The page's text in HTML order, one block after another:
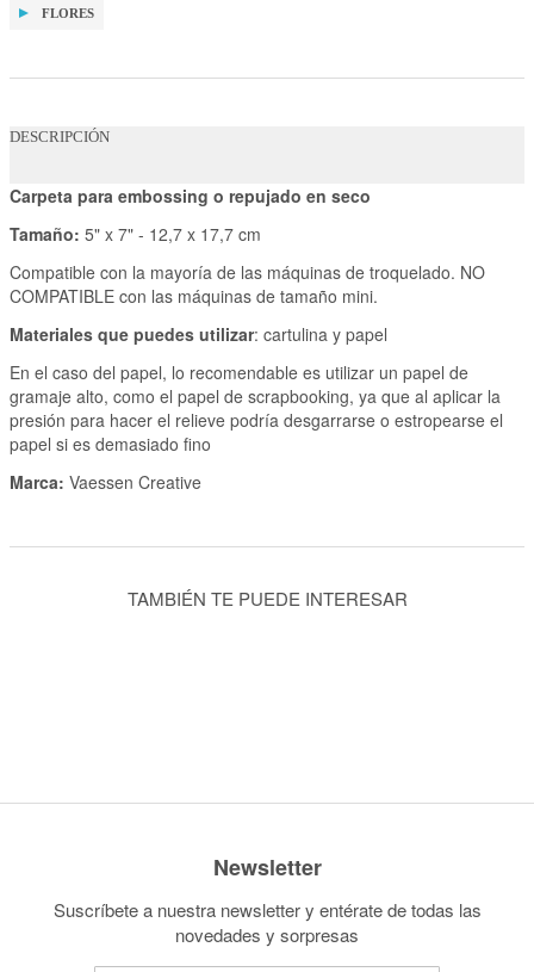
FLORES
DESCRIPCIÓN
Carpeta para embossing o repujado en seco
Tamaño: 5" x 7" - 12,7 x 17,7 cm
Compatible con la mayoría de las máquinas de troquelado. NO
COMPATIBLE con las máquinas de tamaño mini.
Materiales que puedes utilizar: cartulina y papel
En el caso del papel, lo recomendable es utilizar un papel de
gramaje alto, como el papel de scrapbooking, ya que al aplicar la
presión para hacer el relieve podría desgarrarse o estropearse el
papel si es demasiado fino
Marca: Vaessen Creative
TAMBIÉN TE PUEDE INTERESAR
Newsletter
Suscríbete a nuestra newsletter y entérate de todas las
novedades y sorpresas